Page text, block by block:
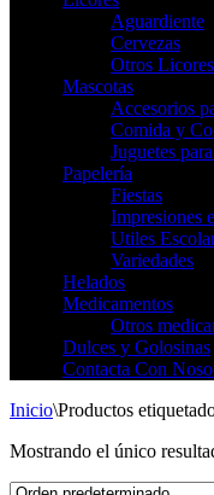
Aguardiente
Cervezas
Otros Licores
Mascotas
Accesorios
Comida y
Juguetes
Papelería
Fiestas
Impresiones
Utiles
Variedades
Helados
Medicamentos
Otros
Dulces y Golosinas
Contacta Con
Inicio\Productos
Mostrando el único